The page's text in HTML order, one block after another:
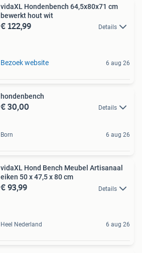
vidaXL Hondenbench 64,5x80x71 cm
bewerkt hout wit
€ 122,99 Details
Bezoek website 6 aug 26
hondenbench
€ 30,00 Details
Born 6 aug 26
vidaXL Hond Bench Meubel Artisanaal
eiken 50 x 47,5 x 80 cm
€ 93,99 Details
Heel Nederland 6 aug 26